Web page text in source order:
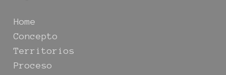
Home
Concepto
Territorios
Proceso